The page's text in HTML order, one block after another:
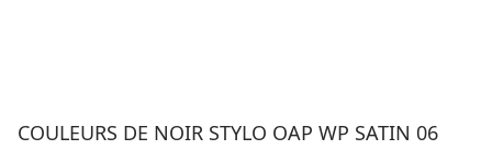
COULEURS DE NOIR STYLO OAP WP SATIN 06